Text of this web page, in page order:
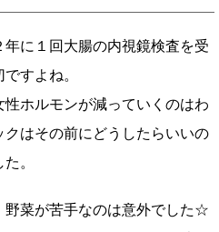
に１回大腸の内視鏡検査を受
すよね。
ホルモンが減っていくのはわ
はその前にどうしたらいいの
。
野菜が苦手なのは意外でした☆